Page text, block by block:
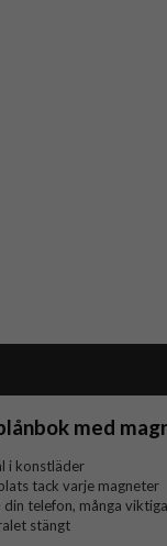
med
i konstläder
tack varje magneter
telefon, många
stängt